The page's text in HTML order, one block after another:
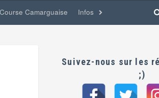
Course Camarguaise Infos
Suivez-nous sur les
;)